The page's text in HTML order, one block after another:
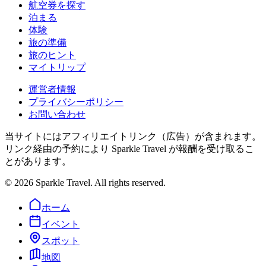
航空券を探す
泊まる
体験
旅の準備
旅のヒント
マイトリップ
運営者情報
プライバシーポリシー
お問い合わせ
当サイトにはアフィリエイトリンク（広告）が含まれます。
リンク経由の予約により Sparkle Travel が報酬を受け取るこ
とがあります。
© 2026 Sparkle Travel. All rights reserved.
ホーム
イベント
スポット
地図